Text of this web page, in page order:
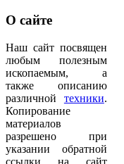
О сайте
Наш сайт посвящен
любым полезным
ископаемым, а
также описанию
различной техники.
Копирование
материалов
разрешено при
указании обратной
ссылки на сайт